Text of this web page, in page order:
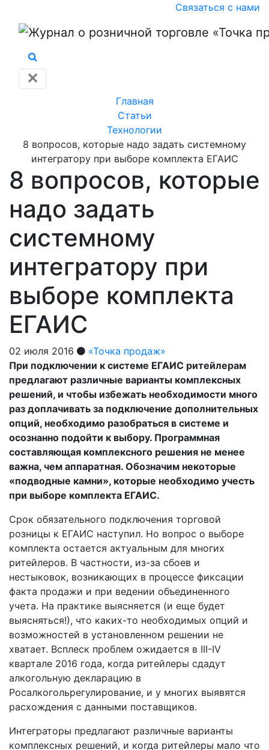
Связаться с нами
✕
Главная
Статьи
Технологии
8 вопросов, которые надо задать системному
интегратору при выборе комплекта ЕГАИС
8 вопросов, которые
надо задать
системному
интегратору при
выборе комплекта
ЕГАИС
02 июля 2016
«Точка продаж»
При подключении к системе ЕГАИС ритейлерам
предлагают различные варианты комплексных
решений, и чтобы избежать необходимости много
раз доплачивать за подключение дополнительных
опций, необходимо разобраться в системе и
осознанно подойти к выбору. Программная
составляющая комплексного решения не менее
важна, чем аппаратная. Обозначим некоторые
«подводные камни», которые необходимо учесть
при выборе комплекта ЕГАИС.
Срок обязательного подключения торговой
розницы к ЕГАИС наступил. Но вопрос о выборе
комплекта остается актуальным для многих
ритейлеров. В частности, из-за сбоев и
нестыковок, возникающих в процессе фиксации
факта продажи и при ведении объединенного
учета. На практике выясняется (и еще будет
выясняться!), что каких-то необходимых опций и
возможностей в установленном решении не
хватает. Всплеск проблем ожидается в III-IV
квартале 2016 года, когда ритейлеры сдадут
алкогольную декларацию в
Росалкогольрегулирование, и у многих выявятся
расхождения с данными поставщиков.
Интеграторы предлагают различные варианты
комплексных решений, и когда ритейлеры мало что